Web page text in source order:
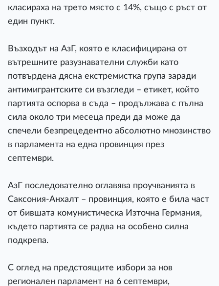
класираха на трето място с 14%, също с ръст от
един пункт.
Възходът на AзГ, която е класифицирана от
вътрешните разузнавателни служби като
потвърдена дясна екстремистка група заради
антимигрантските си възгледи – етикет, който
партията оспорва в съда – продължава с пълна
сила около три месеца преди да може да
спечели безпрецедентно абсолютно мнозинство
в парламента на една провинция през
септември.
АзГ последователно оглавява проучванията в
Саксония-Анхалт – провинция, която е била част
от бившата комунистическа Източна Германия,
където партията се радва на особено силна
подкрепа.
С оглед на предстоящите избори за нов
регионален парламент на 6 септември,